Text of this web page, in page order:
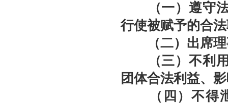
（一）遵守法
行使被赋予的合
（二）出席理
（三）不利用
团体合法利益、
（四）不得泄